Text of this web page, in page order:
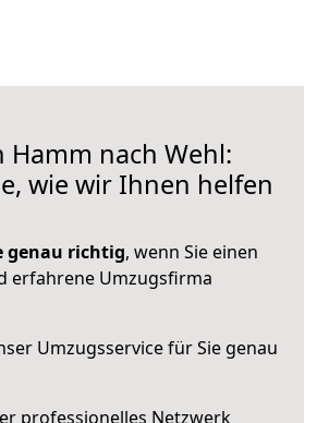
Hamm nach Wehl:
wie wir Ihnen helfen
genau richtig, wenn Sie einen
erfahrene Umzugsfirma
Umzugsservice für Sie genau
professionelles Netzwerk